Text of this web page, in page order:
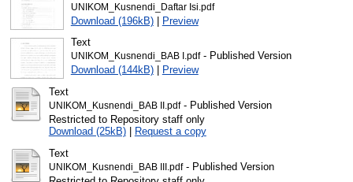
UNIKOM_Kusnendi_Daftar Isi.pdf
Download (196kB)| Preview
Text
UNIKOM_Kusnendi_BAB I.pdf- Published Version
Download (144kB)|
Preview
Text
UNIKOM_Kusnendi_BAB II.pdf- Published Version
Restricted to Repository staff only
Download (25kB)|
Request a copy
Text
UNIKOM_Kusnendi_BAB III.pdf- Published Version